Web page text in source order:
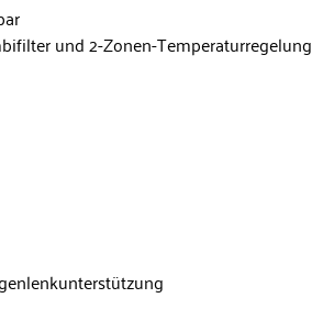
und 2-Zonen-Temperaturregelung